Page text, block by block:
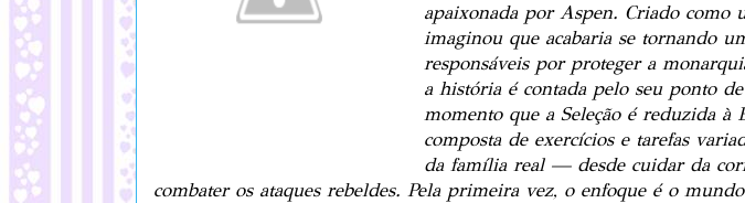
apaixonada por Aspen. Criado como
imaginou que acabaria se tornando
responsáveis por proteger a
a história é contada pelo seu ponto
momento que a Seleção é reduzida à
composta de exercícios e tarefas
da família real — desde cuidar da
combater os ataques rebeldes. Pela primeira vez, o enfoque é o